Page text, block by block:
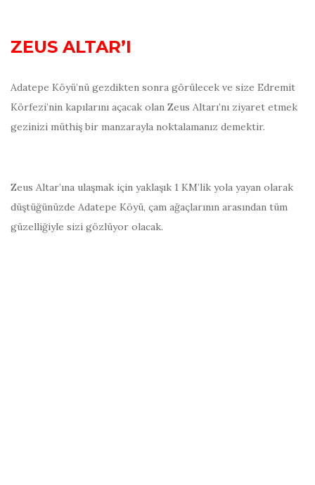
ZEUS ALTAR’I
Adatepe Köyü’nü gezdikten sonra görülecek ve size Edremit
Körfezi’nin kapılarını açacak olan Zeus Altarı’nı ziyaret etmek
gezinizi müthiş bir manzarayla noktalamanız demektir.
Zeus Altar’ına ulaşmak için yaklaşık 1 KM’lik yola yayan olarak
düştüğünüzde Adatepe Köyü, çam ağaçlarının arasından tüm
güzelliğiyle sizi gözlüyor olacak.